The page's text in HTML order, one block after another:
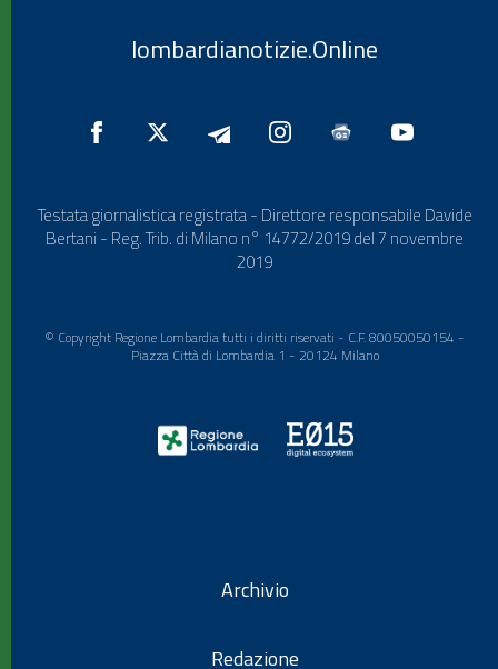
lombardianotizie.Online
Testata giornalistica registrata - Direttore responsabile Davide
Bertani - Reg. Trib. di Milano n° 14772/2019 del 7 novembre
2019
© Copyright Regione Lombardia tutti i diritti riservati - C.F. 80050050154 -
Piazza Città di Lombardia 1 - 20124 Milano
Archivio
Redazione